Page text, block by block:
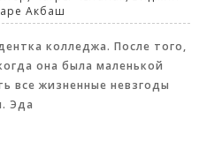
Акбаш
колледжа. После того,
она была маленькой
все жизненные невзгоды
Эда